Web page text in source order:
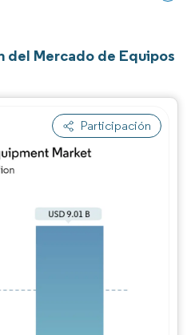
del Mercado de Equipos
Participación